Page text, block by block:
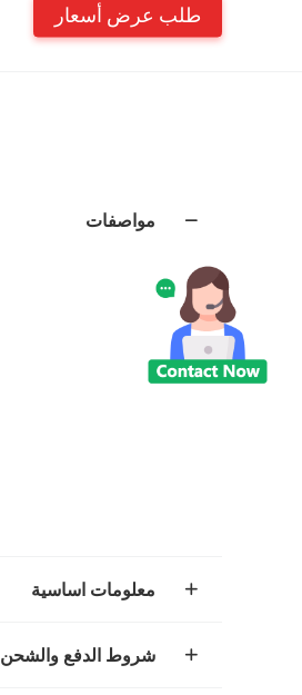
طلب عرض أسعار
مواصفات
معلومات اساسية
شروط الدفع والشحن